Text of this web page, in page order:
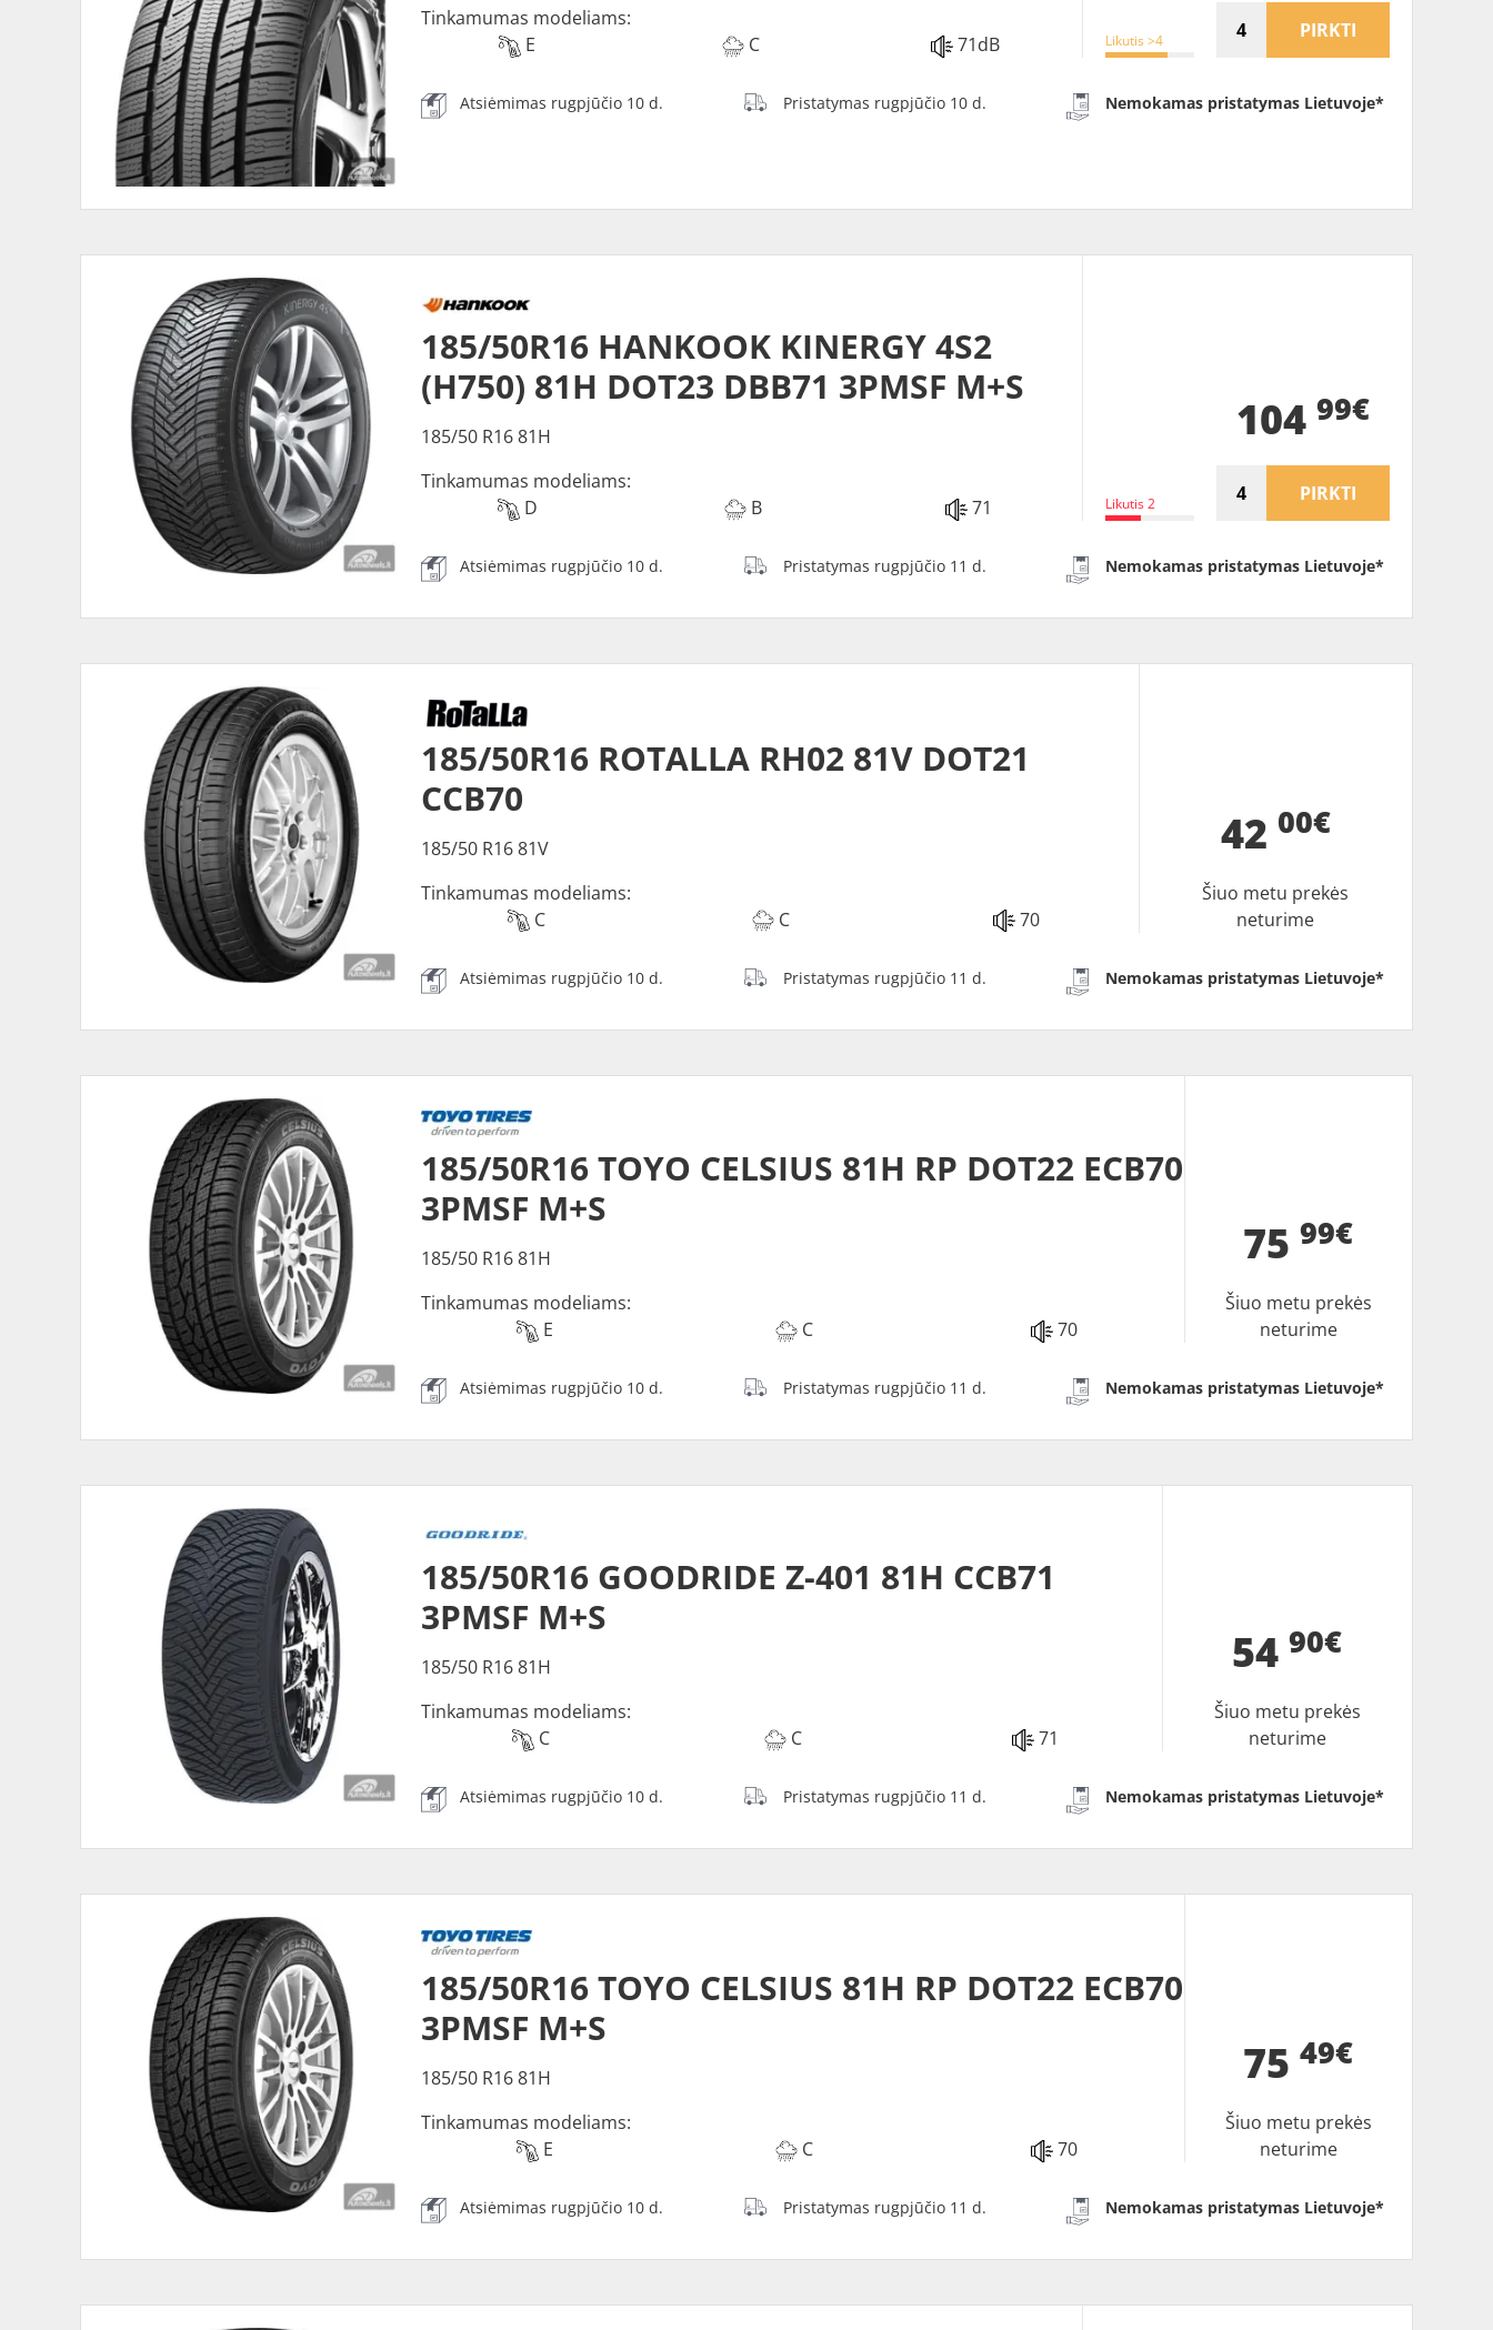
Tinkamumas modeliams:
E
C 71dB Likutis >4 PIRKTI
Atsiėmimas rugpjūčio 10 d. Pristatymas rugpjūčio 10 d. Nemokamas pristatymas Lietuvoje*
185/50R16 HANKOOK KINERGY 4S2
(H750) 81H DOT23 DBB71 3PMSF M+S
185/50 R16 81H
Tinkamumas modeliams:
D
B 71 Likutis 2
104 99€
PIRKTI
Atsiėmimas rugpjūčio 10 d. Pristatymas rugpjūčio 11 d. Nemokamas pristatymas Lietuvoje*
185/50R16 ROTALLA RH02 81V DOT21
CCB70
185/50 R16 81V
Tinkamumas modeliams:
C
C 70
42 00€
Šiuo metu prekės
neturime
Atsiėmimas rugpjūčio 10 d. Pristatymas rugpjūčio 11 d. Nemokamas pristatymas Lietuvoje*
185/50R16 TOYO CELSIUS 81H RP DOT22 ECB70
3PMSF M+S
185/50 R16 81H
Tinkamumas modeliams:
E
C 70
7599€
Šiuo metu prekės
neturime
Atsiėmimas rugpjūčio 10 d. Pristatymas rugpjūčio 11 d. Nemokamas pristatymas Lietuvoje*
185/50R16 GOODRIDE Z-401 81H CCB71
3PMSF M+S
185/50 R16 81H
Tinkamumas modeliams:
C
C 71
5490€
Šiuo metu prekės
neturime
Atsiėmimas rugpjūčio 10 d. Pristatymas rugpjūčio 11 d. Nemokamas pristatymas Lietuvoje*
185/50R16 TOYO CELSIUS 81H RP DOT22 ECB70
3PMSF M+S
185/50 R16 81H
Tinkamumas modeliams:
E
C 70
7549€
Šiuo metu prekės
neturime
Atsiėmimas rugpjūčio 10 d. Pristatymas rugpjūčio 11 d. Nemokamas pristatymas Lietuvoje*